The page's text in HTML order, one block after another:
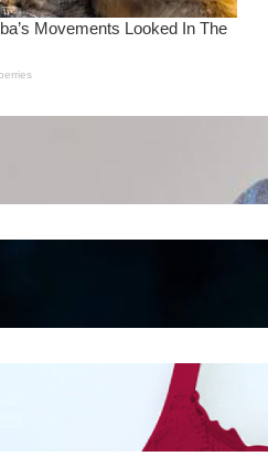
Wanita Pamer Pakaian
Kepribadian
Mengintip Kepribadian
Wanita Dari Warna Bra